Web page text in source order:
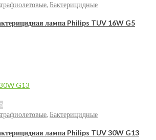
, Бактерицидные
лампа Philips TUV 16W G5
, Бактерицидные
лампа Philips TUV 30W G13